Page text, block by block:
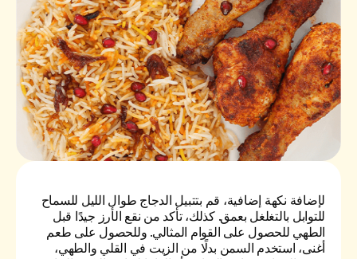
لإضافة نكهة إضافية، قم بتتبيل الدجاج طوال الليل للسماح
للتوابل بالتغلغل بعمق. كذلك، تأكد من نقع الأرز جيدًا قبل
الطهي للحصول على القوام المثالي. وللحصول على طعم
أغنى، استخدم السمن بدلًا من الزيت في القلي والطهي،